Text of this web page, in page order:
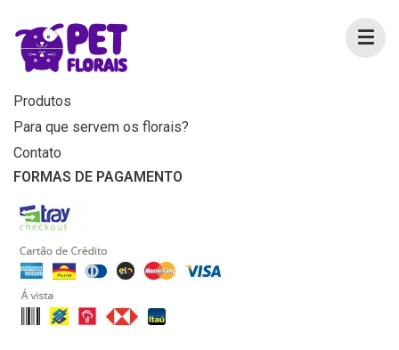
MENU
Home
Produtos
Para que servem os florais?
Contato
FORMAS DE PAGAMENTO